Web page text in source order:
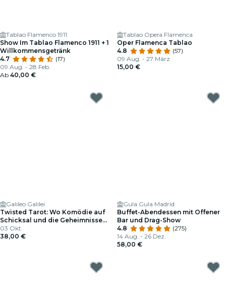
Tablao Flamenco 1911
Show Im Tablao Flamenco 1911 + 1
Willkommensgetränk
4.7
(17)
09 Aug. - 28 Feb.
Ab 40,00 €
Tablao Opera Flamenca
Oper Flamenca Tablao
4.8
(57)
09 Aug. - 27 März
15,00 €
Galileo Galilei
Twisted Tarot: Wo Komödie auf
Schicksal und die Geheimnisse
des Tarot trifft
03 Okt.
38,00 €
Gula Gula Madrid
Buffet-Abendessen mit Offener
Bar und Drag-Show
4.8
(275)
14 Aug. - 26 Dez.
58,00 €